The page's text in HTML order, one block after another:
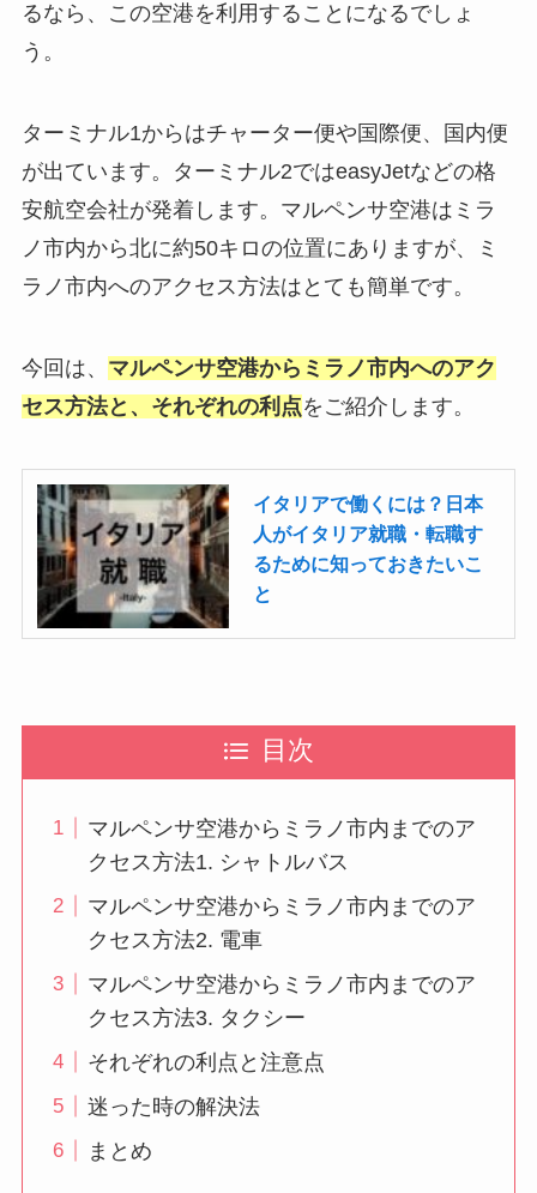
るなら、この空港を利用することになるでしょ
う。
ターミナル1からはチャーター便や国際便、国内便
が出ています。ターミナル2ではeasyJetなどの格
安航空会社が発着します。マルペンサ空港はミラ
ノ市内から北に約50キロの位置にありますが、ミ
ラノ市内へのアクセス方法はとても簡単です。
今回は、 マルペンサ空港からミラノ市内へのアク
セス方法と、それぞれの利点をご紹介します。
イタリアで働くには？日本
人がイタリア就職・転職す
るために知っておきたいこ
と
目次
マルペンサ空港からミラノ市内までのア
クセス方法1. シャトルバス
マルペンサ空港からミラノ市内までのア
クセス方法2. 電車
マルペンサ空港からミラノ市内までのア
クセス方法3. タクシー
それぞれの利点と注意点
迷った時の解決法
まとめ